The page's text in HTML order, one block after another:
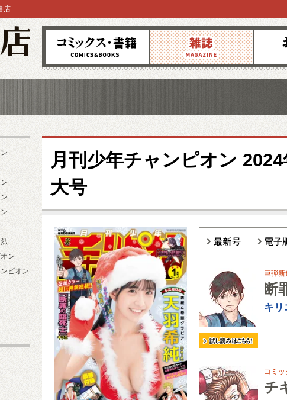
コミックス 雑誌 お知らせ
店
月刊少年チャンピオン
大号
巨弾
断
キリ
コミ
チ
ン
ピオン